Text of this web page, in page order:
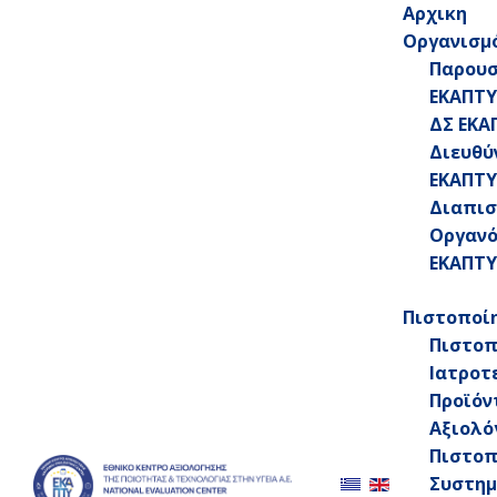
Αρχικη
ΕΚΑΠΤΥ
ΔΣ
ΕΚΑΠΤΥ
ΕΚΑΠΤΥ